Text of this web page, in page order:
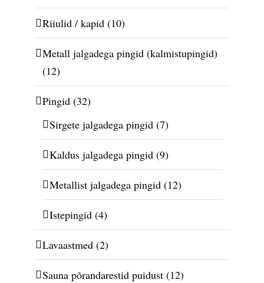
Riiulid / kapid (10)
Metall jalgadega pingid (kalmistupingid)
(12)
Pingid (32)
Sirgete jalgadega pingid (7)
Kaldus jalgadega pingid (9)
Metallist jalgadega pingid (12)
Istepingid (4)
Lavaastmed (2)
Sauna põrandarestid puidust (12)